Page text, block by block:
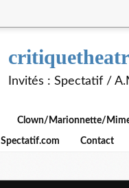
Invités : Spectatif /
Clown/Marionnette/
Spectatif.com Contact